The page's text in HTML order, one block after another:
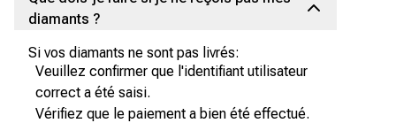
diamants ?
Si vos diamants ne sont pas livrés:
Veuillez confirmer que l'identifiant utilisateur
correct a été saisi.
Vérifiez que le paiement a bien été effectué.